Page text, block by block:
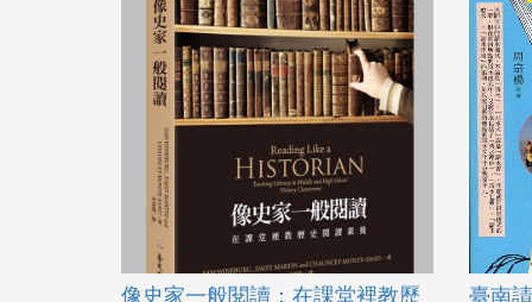
像史家一般閱讀：在課堂裡教歷 臺南